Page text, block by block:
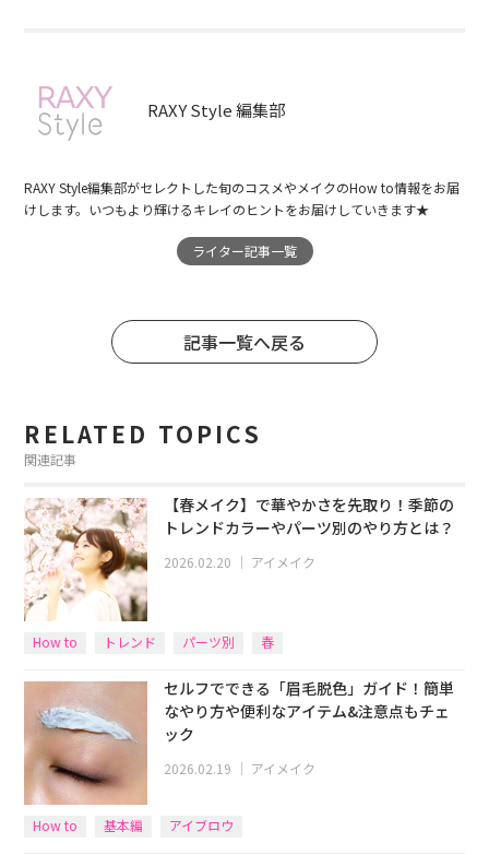
RAXY Style 編集部
RAXY Style編集部がセレクトした旬のコスメやメイクのHow to情報をお届
けします。いつもより輝けるキレイのヒントをお届けしていきます★
ライター記事一覧
記事一覧へ戻る
RELATED TOPICS
関連記事
【春メイク】で華やかさを先取り！季節の
トレンドカラーやパーツ別のやり方とは？
2026.02.20 ｜ アイメイク
How to トレンド パーツ別 春
セルフでできる「眉毛脱色」ガイド！簡単
なやり方や便利なアイテム&注意点もチェ
ック
2026.02.19 ｜ アイメイク
How to 基本編 アイブロウ